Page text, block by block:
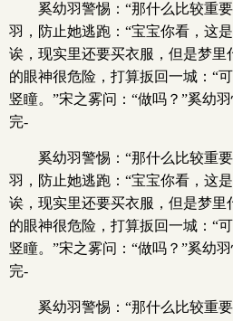
奚幼羽警惕：“那什么比较重
羽，防止她逃跑：“宝宝你看，这
诶，现实里还要买衣服，但是梦里
的眼神很危险，打算扳回一城：“
竖瞳。”宋之雾问：“做吗？”奚幼
完-
奚幼羽警惕：“那什么比较重
羽，防止她逃跑：“宝宝你看，这
诶，现实里还要买衣服，但是梦里
的眼神很危险，打算扳回一城：“
竖瞳。”宋之雾问：“做吗？”奚幼
完-
奚幼羽警惕：“那什么比较重